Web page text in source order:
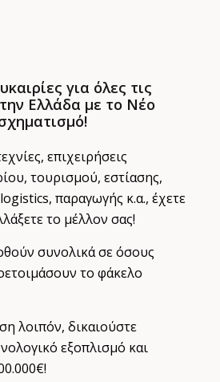
για όλες τις
Ελλάδα με το Νέο
επιχειρήσεις
τουρισμού, εστίασης,
παραγωγής κ.α., έχετε
το μέλλον σας!
συνολικά σε όσους
το φάκελο
λοιπόν, δικαιούστε
εξοπλισμό και